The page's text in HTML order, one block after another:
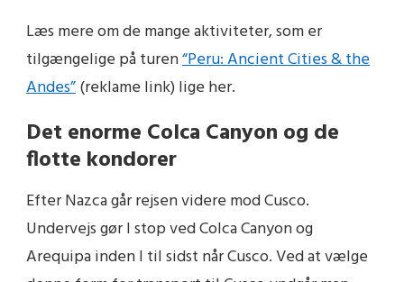
Læs mere om de mange aktiviteter, som er
tilgængelige på turen“Peru: Ancient Cities & the
Andes”(reklame link)lige her.
Det enorme Colca Canyon og de
flotte kondorer
Efter Nazca går rejsen videre mod Cusco.
Undervejs gør I stop ved Colca Canyon og
Arequipa inden I til sidst når Cusco. Ved at vælge